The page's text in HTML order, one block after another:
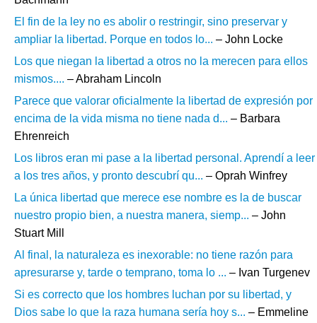
El fin de la ley no es abolir o restringir, sino preservar y
ampliar la libertad. Porque en todos lo... – John Locke
Los que niegan la libertad a otros no la merecen para ellos
mismos.... – Abraham Lincoln
Parece que valorar oficialmente la libertad de expresión por
encima de la vida misma no tiene nada d... – Barbara
Ehrenreich
Los libros eran mi pase a la libertad personal. Aprendí a leer
a los tres años, y pronto descubrí qu... – Oprah Winfrey
La única libertad que merece ese nombre es la de buscar
nuestro propio bien, a nuestra manera, siemp... – John
Stuart Mill
Al final, la naturaleza es inexorable: no tiene razón para
apresurarse y, tarde o temprano, toma lo ... – Ivan Turgenev
Si es correcto que los hombres luchan por su libertad, y
Dios sabe lo que la raza humana sería hoy s... – Emmeline